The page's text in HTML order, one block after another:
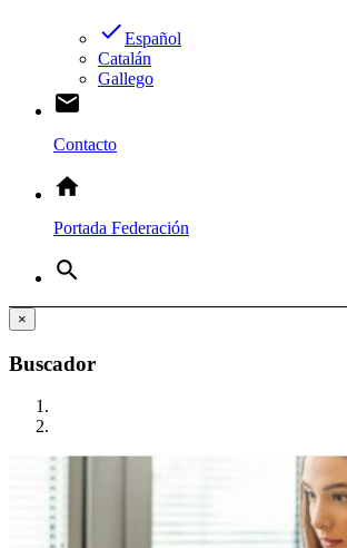
doneEspañol
Catalán
Gallego
email
Contacto
home
Portada Federación
search
×
Buscador